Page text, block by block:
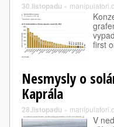
30.listopadu »
first
Nesmysly o
Kaprála
28.listopadu »
V